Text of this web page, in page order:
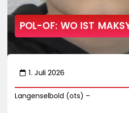
POL-OF: WO IST
1. Juli 2026
Langenselbold (ots) –